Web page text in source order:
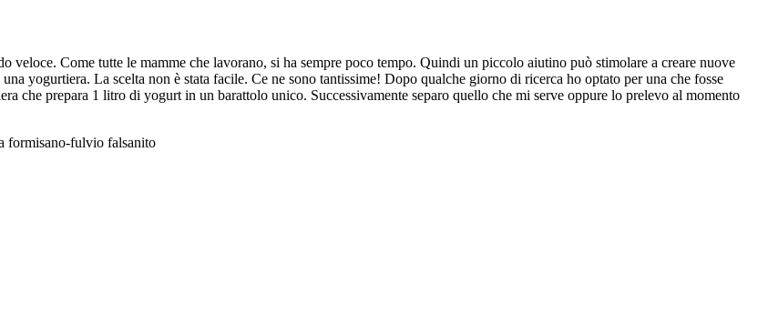
veloce. Come tutte le mamme che lavorano, si ha sempre poco tempo. Quindi un piccolo aiutino può stimolare a creare nuove
yogurtiera. La scelta non è stata facile. Ce ne sono tantissime! Dopo qualche giorno di ricerca ho optato per una che fosse
che prepara 1 litro di yogurt in un barattolo unico. Successivamente separo quello che mi serve oppure lo prelevo al momento